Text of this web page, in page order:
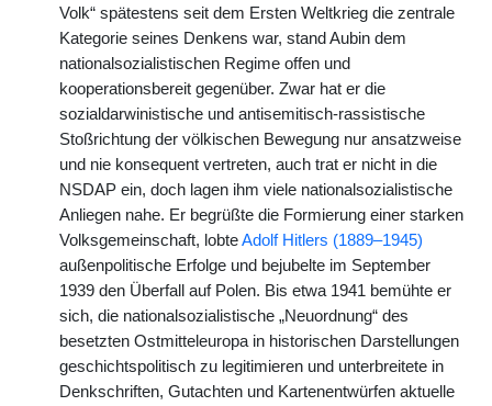
Volk“ spätestens seit dem Ersten Weltkrieg die zentrale
Kategorie seines Denkens war, stand Aubin dem
nationalsozialistischen Regime offen und
kooperationsbereit gegenüber. Zwar hat er die
sozialdarwinistische und antisemitisch-rassistische
Stoßrichtung der völkischen Bewegung nur ansatzweise
und nie konsequent vertreten, auch trat er nicht in die
NSDAP ein, doch lagen ihm viele nationalsozialistische
Anliegen nahe. Er begrüßte die Formierung einer starken
Volksgemeinschaft, lobteAdolf Hitlers (1889–1945)
außenpolitische Erfolge und bejubelte im September
1939 den Überfall auf Polen. Bis etwa 1941 bemühte er
sich, die nationalsozialistische „Neuordnung“ des
besetzten Ostmitteleuropa in historischen Darstellungen
geschichtspolitisch zu legitimieren und unterbreitete in
Denkschriften, Gutachten und Kartenentwürfen aktuelle